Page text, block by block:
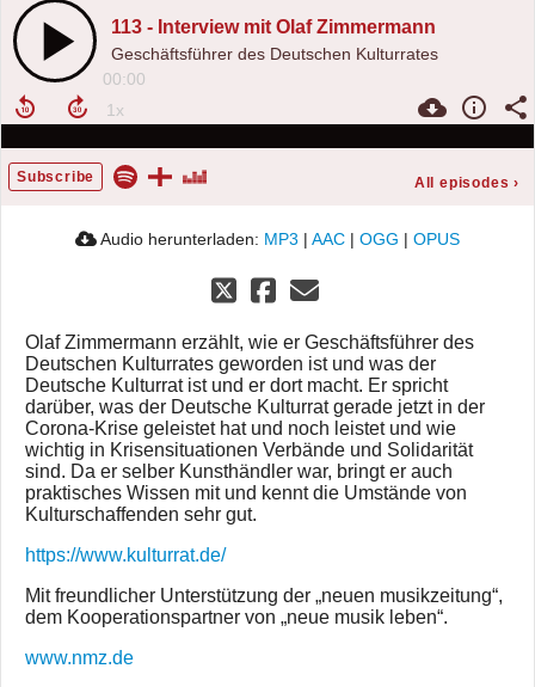
113 - Interview mit Olaf Zimmermann
Geschäftsführer des Deutschen Kulturrates
00:00
Subscribe All episodes ›
Audio herunterladen: MP3 | AAC | OGG | OPUS
Olaf Zimmermann erzählt, wie er Geschäftsführer des
Deutschen Kulturrates geworden ist und was der
Deutsche Kulturrat ist und er dort macht. Er spricht
darüber, was der Deutsche Kulturrat gerade jetzt in der
Corona-Krise geleistet hat und noch leistet und wie
wichtig in Krisensituationen Verbände und Solidarität
sind. Da er selber Kunsthändler war, bringt er auch
praktisches Wissen mit und kennt die Umstände von
Kulturschaffenden sehr gut.
https://www.kulturrat.de/
Mit freundlicher Unterstützung der „neuen musikzeitung“,
dem Kooperationspartner von „neue musik leben“.
www.nmz.de